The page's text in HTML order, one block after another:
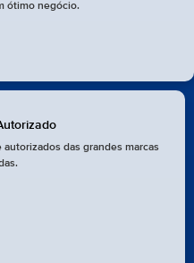
ótimo negócio.
das grandes marcas